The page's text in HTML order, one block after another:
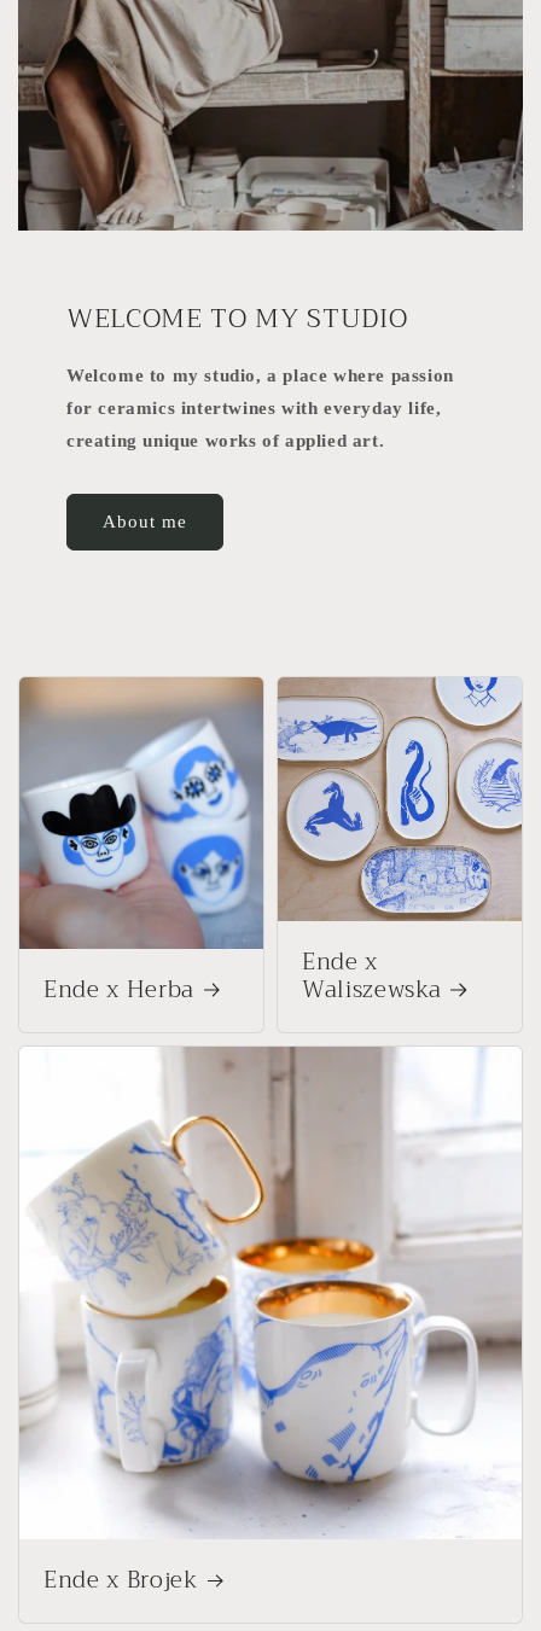
WELCOME TO MY STUDIO
Welcome to my studio, a place where passion
for ceramics intertwines with everyday life,
creating unique works of applied art.
About me
Ende x Herba
Ende x
Waliszewska
Ende x Brojek